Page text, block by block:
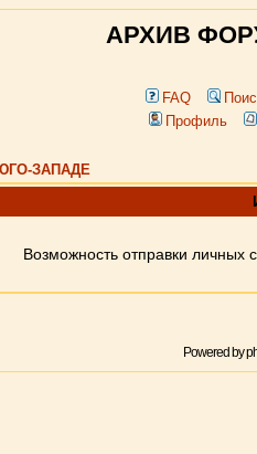
АРХИВ
FAQ
Профиль
ЗАПАДЕ
Возможность отправки
Powered by